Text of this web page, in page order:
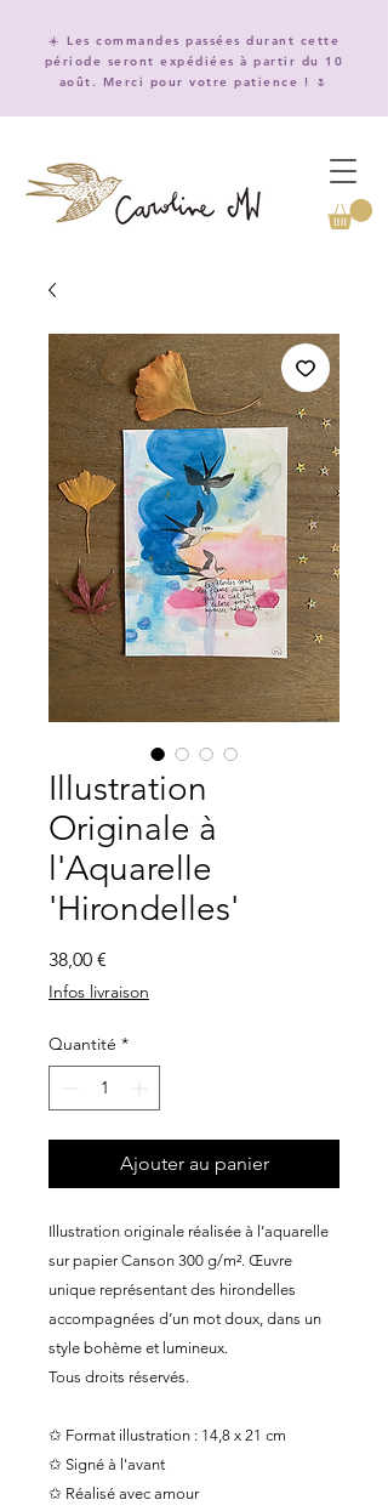
☀️ Les commandes passées durant cette
période seront expédiées à partir du 10
août. Merci pour votre patience ! 🌷
Illustration
Originale à
l'Aquarelle
'Hirondelles'
38,00 €
Infos livraison
Quantité *
Ajouter au panier
Illustration originale réalisée à l’aquarelle
sur papier Canson 300 g/m². Œuvre
unique représentant des hirondelles
accompagnées d’un mot doux, dans un
style bohème et lumineux.
Tous droits réservés.
✩ Format illustration : 14,8 x 21 cm
✩ Signé à l'avant
✩ Réalisé avec amour